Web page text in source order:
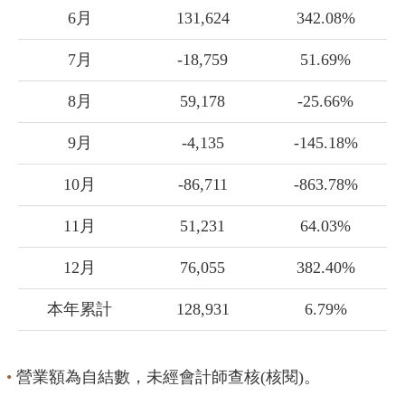
6月 131,624 342.08%
7月 -18,759 51.69%
8月 59,178 -25.66%
9月 -4,135 -145.18%
10月 -86,711 -863.78%
11月 51,231 64.03%
12月 76,055 382.40%
本年累計 128,931 6.79%
營業額為自結數，未經會計師查核(核閱)。